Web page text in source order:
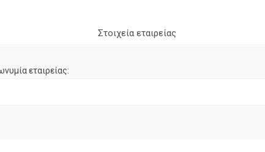
Στοιχεία εταιρείας
εταιρείας: